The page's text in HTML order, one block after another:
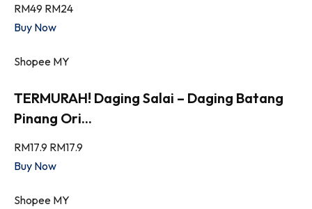
RM49 RM24
Buy Now
Shopee MY
TERMURAH! Daging Salai – Daging Batang
Pinang Ori...
RM17.9 RM17.9
Buy Now
Shopee MY